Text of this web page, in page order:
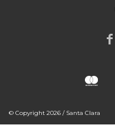

© Copyright 2026 / Santa Clara